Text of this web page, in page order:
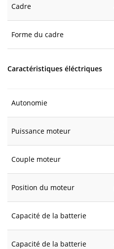
Cadre
Forme du cadre
Caractéristiques éléctriques
Autonomie
Puissance moteur
Couple moteur
Position du moteur
Capacité de la batterie
Capacité de la batterie